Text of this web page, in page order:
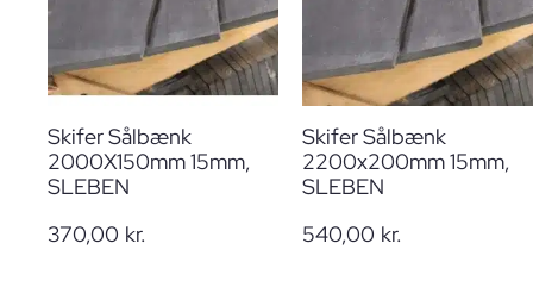
Skifer Sålbænk
2000X150mm 15mm,
SLEBEN
370,00 kr.
Skifer Sålbænk
2200x200mm 15mm,
SLEBEN
540,00 kr.